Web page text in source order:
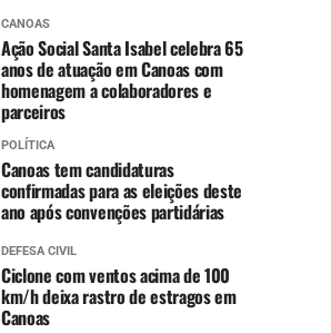
CANOAS
Ação Social Santa Isabel celebra 65
anos de atuação em Canoas com
homenagem a colaboradores e
parceiros
POLÍTICA
Canoas tem candidaturas
confirmadas para as eleições deste
ano após convenções partidárias
DEFESA CIVIL
Ciclone com ventos acima de 100
km/h deixa rastro de estragos em
Canoas